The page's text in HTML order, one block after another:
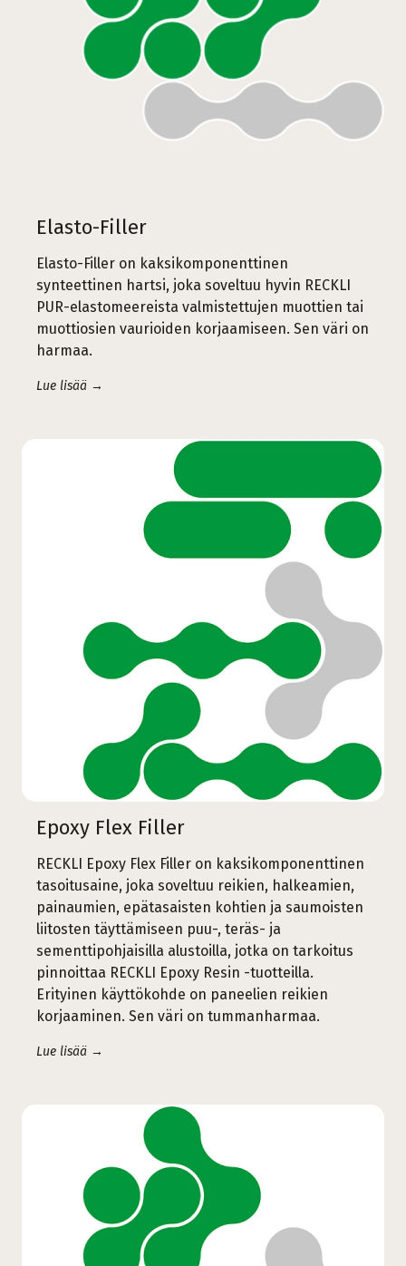
Elasto-Filler
Elasto-Filler on kaksikomponenttinen
synteettinen hartsi, joka soveltuu hyvin RECKLI
PUR-elastomeereista valmistettujen muottien tai
muottiosien vaurioiden korjaamiseen. Sen väri on
harmaa.
Lue lisää →
Epoxy Flex Filler
RECKLI Epoxy Flex Filler on kaksikomponenttinen
tasoitusaine, joka soveltuu reikien, halkeamien,
painaumien, epätasaisten kohtien ja saumoisten
liitosten täyttämiseen puu-, teräs- ja
sementtipohjaisilla alustoilla, jotka on tarkoitus
pinnoittaa RECKLI Epoxy Resin -tuotteilla.
Erityinen käyttökohde on paneelien reikien
korjaaminen. Sen väri on tummanharmaa.
Lue lisää →